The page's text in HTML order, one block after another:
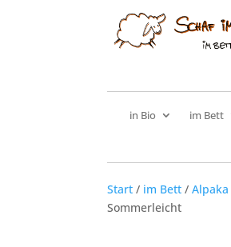
in Bio im Bett
Start / im Bett /Alpaka
Sommerleicht